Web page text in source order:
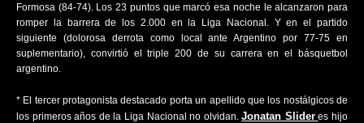
Formosa (84-74). Los 23 puntos que marcó esa noche le alcanzaron para
romper la barrera de los 2.000 en la Liga Nacional. Y en el partido
siguiente (dolorosa derrota como local ante Argentino por 77-75 en
suplementario), convirtió el triple 200 de su carrera en el básquetbol
argentino.
* El tercer protagonista destacado porta un apellido que los nostálgicos de
los primeros años de la Liga Nacional no olvidan.Jonatan Slider es hijo